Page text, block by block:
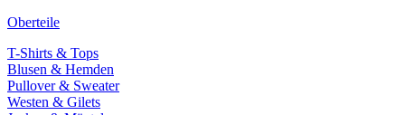
Oberteile
T-Shirts & Tops
Blusen & Hemden
Pullover & Sweater
Westen & Gilets